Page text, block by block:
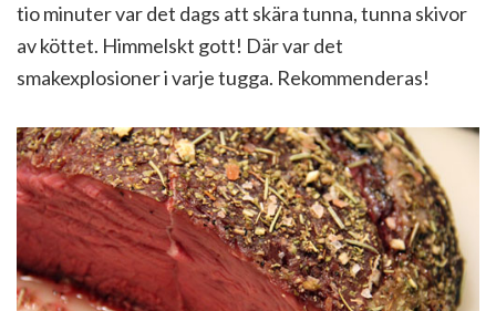
tio minuter var det dags att skära tunna, tunna skivor
av köttet. Himmelskt gott! Där var det
smakexplosioner i varje tugga. Rekommenderas!